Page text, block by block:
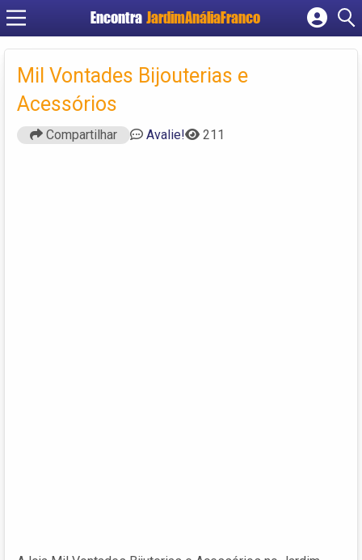
Encontra JardimAnáliaFranco
Cadastrar empresa
Criar conta
Mil Vontades Bijouterias e
Acessórios
Compartilhar Avalie! 211